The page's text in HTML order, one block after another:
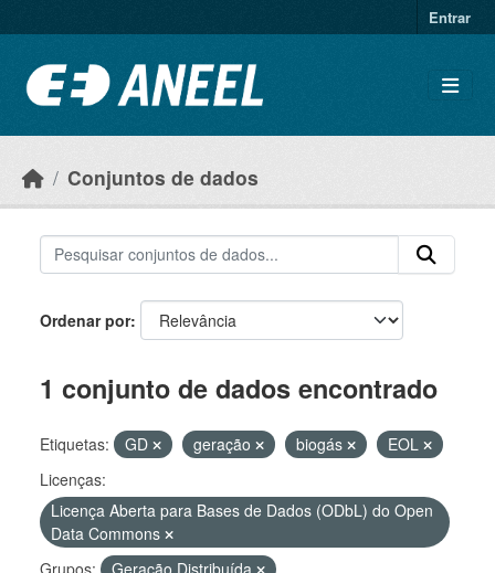
Entrar
Conjuntos de dados
Ordenar por
1 conjunto de dados encontrado
Etiquetas: GD geração biogás
EOL
Licenças:
Licença Aberta para Bases de Dados (ODbL) do Open
Data Commons
Grupos:
Geração Distribuída